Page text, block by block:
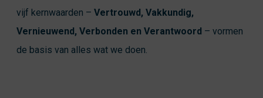
vijf kernwaarden – Vertrouwd, Vakkundig,
Vernieuwend, Verbonden en Verantwoord – vormen
de basis van alles wat we doen.